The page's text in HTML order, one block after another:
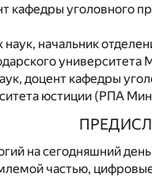
кафедры уголовного
начальник
университета
доцент кафедры
юстиции (РПА
на сегодняшний
частью,